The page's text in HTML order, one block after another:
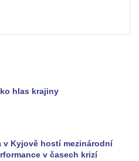
svatých
Šlapanice
ve Slaném
náměstí v
hlas krajiny
v Kyjově hostí mezinárodní
v časech krizí